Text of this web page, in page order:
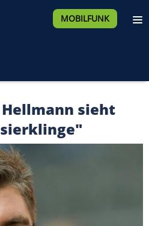
MOBILFUNK
Hellmann sieht